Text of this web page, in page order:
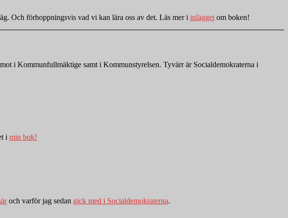
Och förhoppningsvis vad vi kan lära oss av det. Läs mer i inlägget om boken!
i Kommunfullmäktige samt i Kommunstyrelsen. Tyvärr är Socialdemokraterna i
i min bok!
och varför jag sedan gick med i Socialdemokraterna.